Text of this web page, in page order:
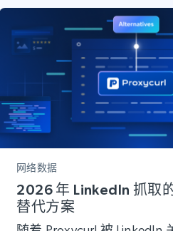
网络数据
2026 年 LinkedIn 抓取
替代方案